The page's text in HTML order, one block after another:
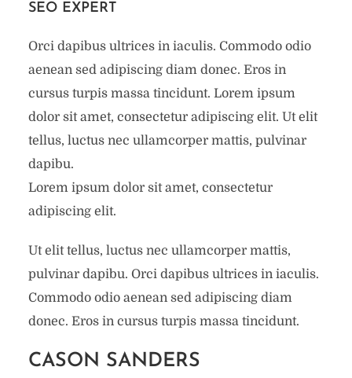
SEO EXPERT
Orci dapibus ultrices in iaculis. Commodo odio
aenean sed adipiscing diam donec. Eros in
cursus turpis massa tincidunt. Lorem ipsum
dolor sit amet, consectetur adipiscing elit. Ut elit
tellus, luctus nec ullamcorper mattis, pulvinar
dapibu.
Lorem ipsum dolor sit amet, consectetur
adipiscing elit.
Ut elit tellus, luctus nec ullamcorper mattis,
pulvinar dapibu. Orci dapibus ultrices in iaculis.
Commodo odio aenean sed adipiscing diam
donec. Eros in cursus turpis massa tincidunt.
CASON SANDERS